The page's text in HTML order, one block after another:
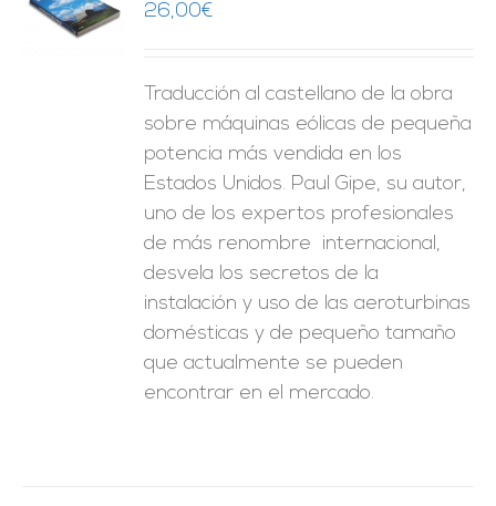
26,00€
Traducción al castellano de la obra
sobre máquinas eólicas de pequeña
potencia más vendida en los
Estados Unidos. Paul Gipe, su autor,
uno de los expertos profesionales
de más renombre internacional,
desvela los secretos de la
instalación y uso de las aeroturbinas
domésticas y de pequeño tamaño
que actualmente se pueden
encontrar en el mercado.